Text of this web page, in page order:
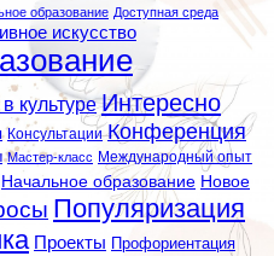
образование Доступная среда
искусство
культуре Интересно
Консультации Конференция
Мастер-класс Международный опыт
Начальное образование Новое
Популяризация
Проекты Профориентация